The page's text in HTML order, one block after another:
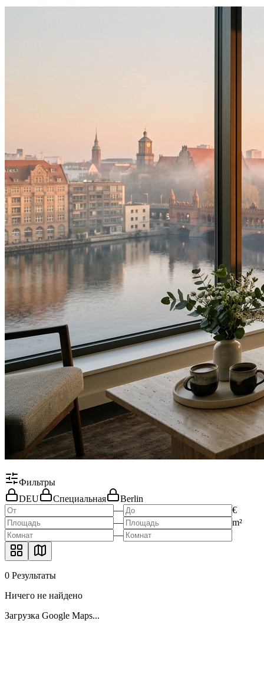
Фильтры
DEU
Специальная
Berlin
—
€
—
m²
—
0 Результаты
Ничего не найдено
Загрузка Google Maps...